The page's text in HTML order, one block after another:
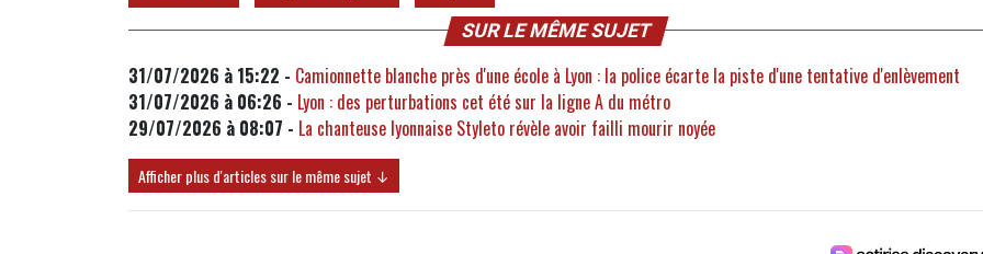
SUR LE MÊME SUJET
31/07/2026 à 15:22 - Camionnette blanche près d'une école à Lyon : la police écarte la piste d'une tentative d'enlèvement
31/07/2026 à 06:26 - Lyon : des perturbations cet été sur la ligne A du métro
29/07/2026 à 08:07 - La chanteuse lyonnaise Styleto révèle avoir failli mourir noyée
Afficher plus d'articles sur le même sujet ↓